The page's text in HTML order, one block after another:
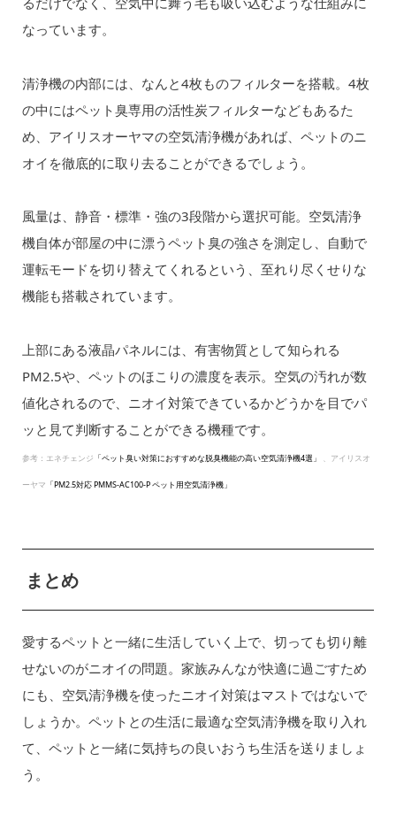
なっています。
清浄機の内部には、なんと4枚ものフィルターを搭載。4枚
の中にはペット臭専用の活性炭フィルターなどもあるた
め、アイリスオーヤマの空気清浄機があれば、ペットのニ
オイを徹底的に取り去ることができるでしょう。
風量は、静音・標準・強の3段階から選択可能。空気清浄
機自体が部屋の中に漂うペット臭の強さを測定し、自動で
運転モードを切り替えてくれるという、至れり尽くせりな
機能も搭載されています。
上部にある液晶パネルには、有害物質として知られる
PM2.5や、ペットのほこりの濃度を表示。空気の汚れが数
値化されるので、ニオイ対策できているかどうかを目でパ
ッと見て判断することができる機種です。
参考：エネチェンジ 「ペット臭い対策におすすめな脱臭機能の高い空気清浄機4選」 、アイリスオ
ーヤマ 「PM2.5対応 PMMS-AC100-P ペット用空気清浄機」
まとめ
愛するペットと一緒に生活していく上で、切っても切り離
せないのがニオイの問題。家族みんなが快適に過ごすため
にも、空気清浄機を使ったニオイ対策はマストではないで
しょうか。ペットとの生活に最適な空気清浄機を取り入れ
て、ペットと一緒に気持ちの良いおうち生活を送りましょ
う。